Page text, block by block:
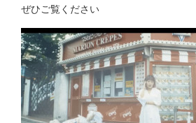
ぜひご覧ください